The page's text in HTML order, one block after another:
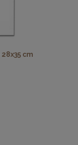
w kolorze
cm